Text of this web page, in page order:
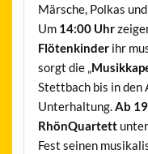
Märsche, Polkas
Um 14:00 Uhr
Flötenkinderihr
sorgt die „
Stettbach bis in den
Unterhaltung.Ab
RhönQuartettunter
Fest seinen